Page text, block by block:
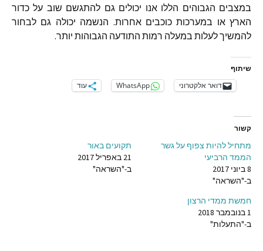
במצבים הגבוהים הללו אנו יכולים גם להתגשם שוב על כדור
הארץ או במערכות כוכבים אחרות. הנשמה יכולה גם לבחור
להמשיךלעלות במעלה רמות התודעה הגבוהות יותר.
שיתוף
דואר אלקטרוני WhatsApp עוד
קשור
מתחיל להיות צפוף על גשר
הממד הרביעי
8 ביוני 2017
ב-"השראה"
תקועים באור
21 באפריל 2017
ב-"השראה"
חמשת ממדי הרצון
1 בנובמבר 2018
ב-"התעלות"